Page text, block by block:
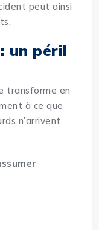
peut ainsi
un péril
transforme en
à ce que
n’arrivent